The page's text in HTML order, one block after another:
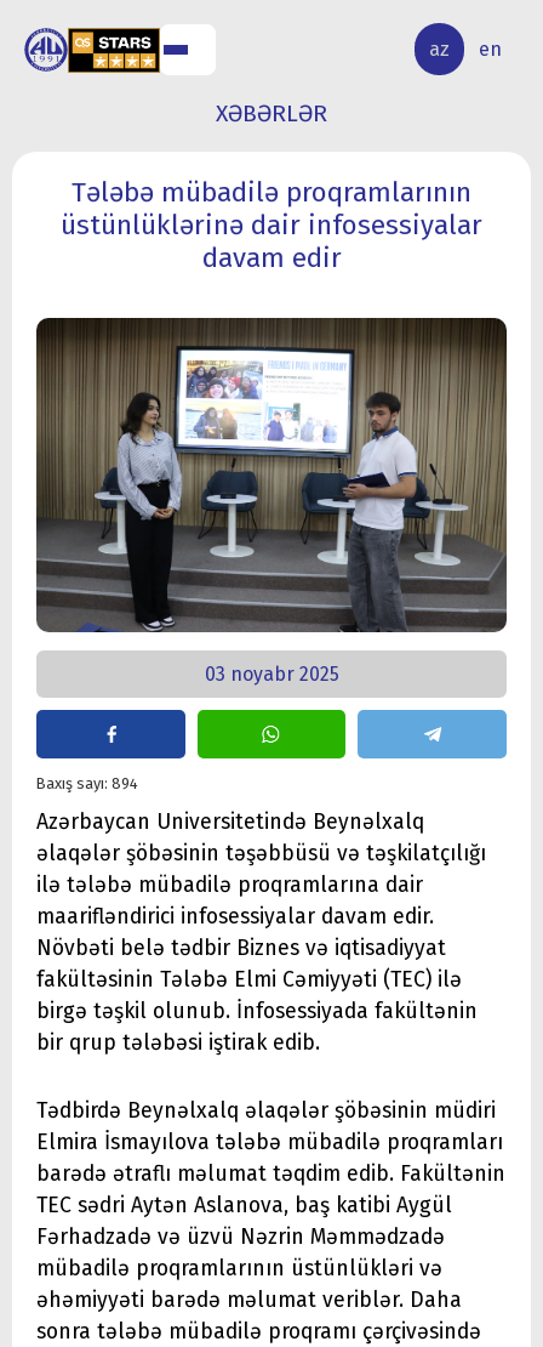
az en
ELMİ
TƏDQİQAT
XƏBƏRLƏR
Tələbə mübadilə proqramlarının
üstünlüklərinə dair infosessiyalar
davam edir
03 noyabr 2025
Baxış sayı: 894
Azərbaycan Universitetində Beynəlxalq
əlaqələr şöbəsinin təşəbbüsü və təşkilatçılığı
ilə tələbə mübadilə proqramlarına dair
maarifləndirici infosessiyalar davam edir.
Növbəti belə tədbir Biznes və iqtisadiyyat
fakültəsinin Tələbə Elmi Cəmiyyəti (TEC) ilə
birgə təşkil olunub. İnfosessiyada fakültənin
bir qrup tələbəsi iştirak edib.
Tədbirdə Beynəlxalq əlaqələr şöbəsinin müdiri
Elmira İsmayılova tələbə mübadilə proqramları
barədə ətraflı məlumat təqdim edib. Fakültənin
TEC sədri Aytən Aslanova, baş katibi Aygül
Fərhadzadə və üzvü Nəzrin Məmmədzadə
mübadilə proqramlarının üstünlükləri və
əhəmiyyəti barədə məlumat veriblər. Daha
sonra tələbə mübadilə proqramı çərçivəsində